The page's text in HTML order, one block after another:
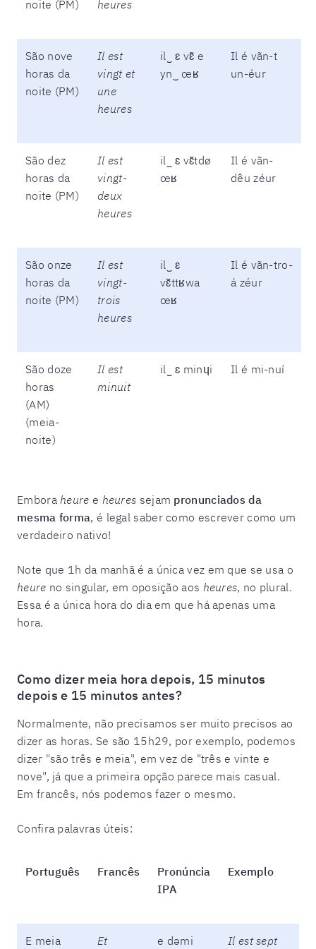
noite (PM)
heures
São nove
horas da
noite (PM)
Il est
vingt et
une
heures
il‿ ɛ vɛ̃ e
yn‿ œʁ
Il é vãn-t
un-éur
São dez
horas da
noite (PM)
Il est
vingt-
deux
heures
il‿ ɛ vɛ̃tdø
œʁ
Il é vãn-
dêu zéur
São onze
horas da
noite (PM)
Il est
vingt-
trois
heures
il‿ ɛ
vɛ̃ttʁwa
œʁ
Il é vãn-tro-
á zéur
São doze
horas
(AM)
(meia-
noite)
Il est
minuit
il‿ ɛ minɥi Il é mi-nuí
Embora heure e heures sejam pronunciados da
mesma forma, é legal saber como escrever como um
verdadeiro nativo!
Note que 1h da manhã é a única vez em que se usa o
heure no singular, em oposição aos heures, no plural.
Essa é a única hora do dia em que há apenas uma
hora.
Como dizer meia hora depois, 15 minutos
depois e 15 minutos antes?
Normalmente, não precisamos ser muito precisos ao
dizer as horas. Se são 15h29, por exemplo, podemos
dizer "são três e meia", em vez de "três e vinte e
nove", já que a primeira opção parece mais casual.
Em francês, nós podemos fazer o mesmo.
Confira palavras úteis:
Português Francês
Pronúncia
IPA
Exemplo
E meia
Et
e dəmi
Il est sept